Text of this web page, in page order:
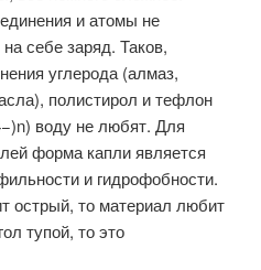
и атомы не
себе заряд. Таков,
углерода (алмаз,
полистирол и тефлон
воду не любят. Для
форма капли является
и гидрофобности.
острый, то материал любит
тупой, то это